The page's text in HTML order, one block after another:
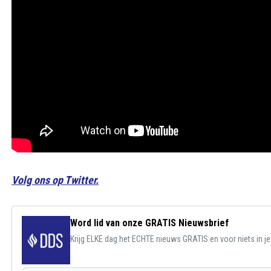
Volg ons op Twitter.
Word lid van onze GRATIS Nieuwsbrief
Krijg ELKE dag het ECHTE nieuws GRATIS en voor niets in